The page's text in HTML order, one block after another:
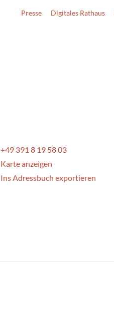
Presse Digitales Rathaus
+49 391 8 19 58 03
Karte anzeigen
Ins Adressbuch exportieren